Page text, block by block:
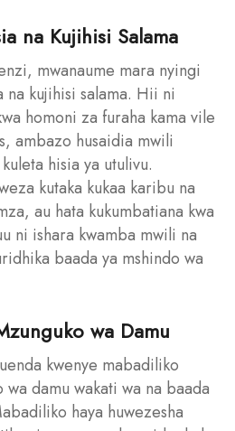
na Kujihisi Salama
mwanaume mara nyingi
na kujihisi salama. Hii ni
homoni za furaha kama vile
ambazo husaidia mwili
hisia ya utulivu.
kutaka kukaa karibu na
au hata kukumbatiana kwa
ni ishara kwamba mwili na
baada ya mshindo wa
wa Damu
kwenye mabadiliko
wa damu wakati wa na baada
haya huwezesha